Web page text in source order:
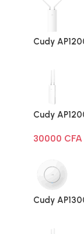
Cudy
Cudy
30000 CFA
Cudy